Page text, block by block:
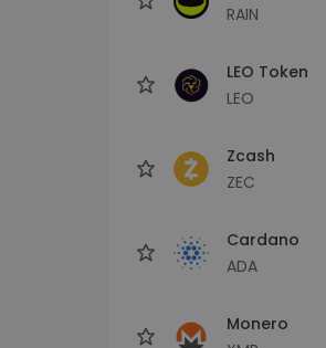
RAIN
LEO Token
LEO
Zcash
ZEC
Cardano
ADA
Monero